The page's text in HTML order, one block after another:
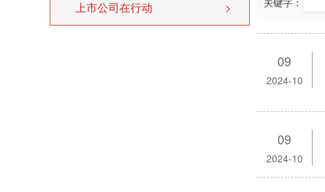
上市公司在行动 >
09
2024-10
09
2024-10